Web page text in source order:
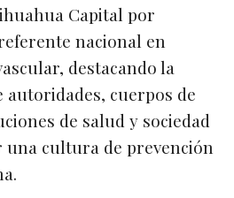
Capital por
nacional en
destacando la
cuerpos de
de salud y sociedad
cultura de prevención